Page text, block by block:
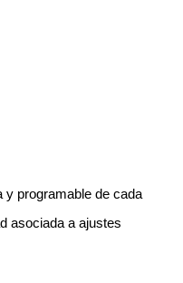
y programable de cada
asociada a ajustes